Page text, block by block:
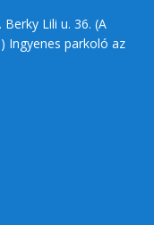
Lili u. 36. (A
Ingyenes parkoló az